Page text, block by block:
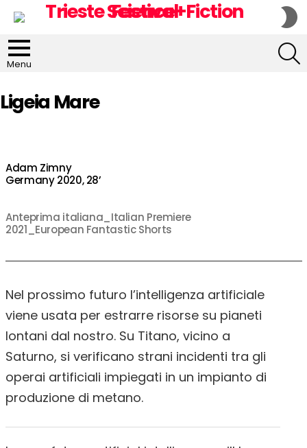
Menu
Ligeia Mare
Adam Zimny
Germany 2020, 28’
Anteprima italiana_Italian Premiere
2021_European Fantastic Shorts
Nel prossimo futuro l’intelligenza artificiale
viene usata per estrarre risorse su pianeti
lontani dal nostro. Su Titano, vicino a
Saturno, si verificano strani incidenti tra gli
operai artificiali impiegati in un impianto di
produzione di metano.